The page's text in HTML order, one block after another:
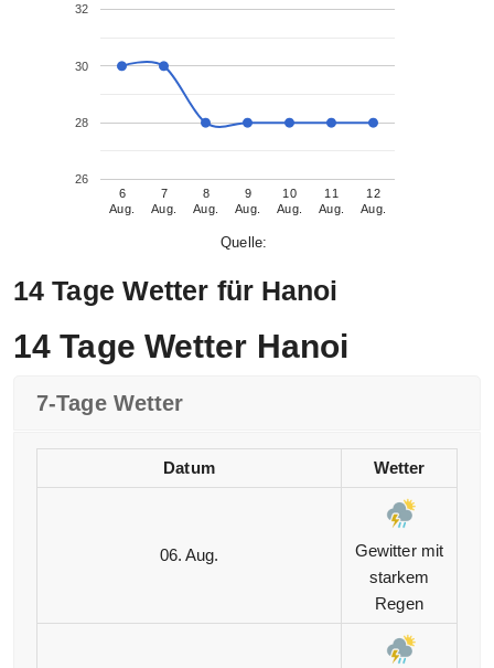
6
Aug.
7
Aug.
8
Aug.
9
Aug.
10
Aug.
11
Aug.
12
Aug.
26
28
30
32
Quelle:
14 Tage Wetter für Hanoi
14 Tage Wetter Hanoi
7-Tage Wetter
Datum Wetter
06. Aug.
Gewitter mit
starkem
Regen